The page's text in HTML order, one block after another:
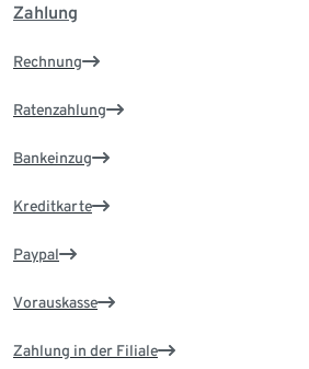
Zahlung
Rechnung
Ratenzahlung
Bankeinzug
Kreditkarte
Paypal
Vorauskasse
Zahlung in der Filiale